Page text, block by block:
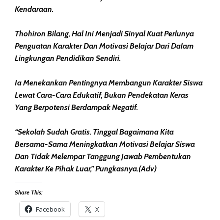
Kendaraan.
Thohiron Bilang, Hal Ini Menjadi Sinyal Kuat Perlunya
Penguatan Karakter Dan Motivasi Belajar Dari Dalam
Lingkungan Pendidikan Sendiri.
Ia Menekankan Pentingnya Membangun Karakter Siswa
Lewat Cara-Cara Edukatif, Bukan Pendekatan Keras
Yang Berpotensi Berdampak Negatif.
“Sekolah Sudah Gratis. Tinggal Bagaimana Kita
Bersama-Sama Meningkatkan Motivasi Belajar Siswa
Dan Tidak Melempar Tanggung Jawab Pembentukan
Karakter Ke Pihak Luar,” Pungkasnya.(adv)
Share This:
Facebook X